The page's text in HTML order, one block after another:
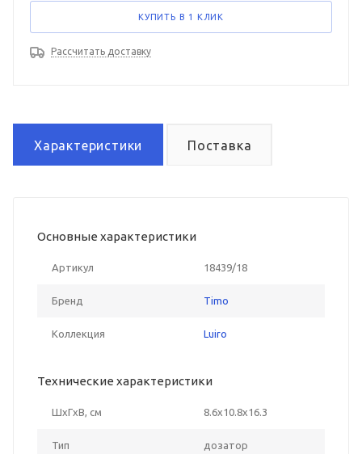
КУПИТЬ В 1 КЛИК
Рассчитать доставку
Характеристики Поставка
Основные характеристики
Артикул 18439/18
Бренд Timo
Коллекция Luiro
Технические характеристики
ШxГxВ, см 8.6x10.8x16.3
Тип дозатор